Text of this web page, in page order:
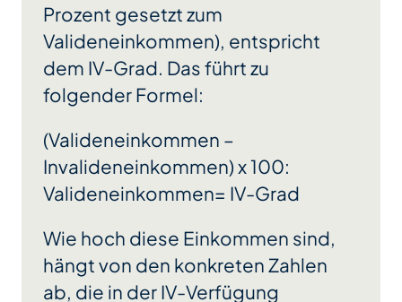
Prozent gesetzt zum
Valideneinkommen), entspricht
dem IV-Grad. Das führt zu
folgender Formel:
(Valideneinkommen –
Invalideneinkommen) x 100:
Valideneinkommen= IV-Grad
Wie hoch diese Einkommen sind,
hängt von den konkreten Zahlen
ab, die in der IV-Verfügung